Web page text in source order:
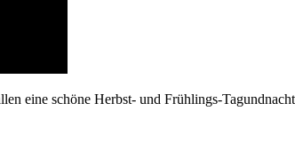
eine schöne Herbst- und Frühlings-